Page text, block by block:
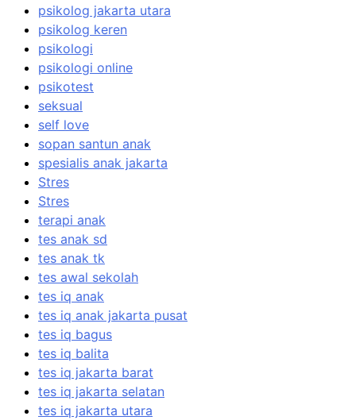
psikolog jakarta utara
psikolog keren
psikologi
psikologi online
psikotest
seksual
self love
sopan santun anak
spesialis anak jakarta
Stres
Stres
terapi anak
tes anak sd
tes anak tk
tes awal sekolah
tes iq anak
tes iq anak jakarta pusat
tes iq bagus
tes iq balita
tes iq jakarta barat
tes iq jakarta selatan
tes iq jakarta utara